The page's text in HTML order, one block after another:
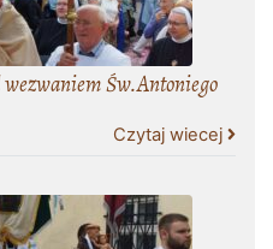
Św.Antoniego
Czytaj wiecej